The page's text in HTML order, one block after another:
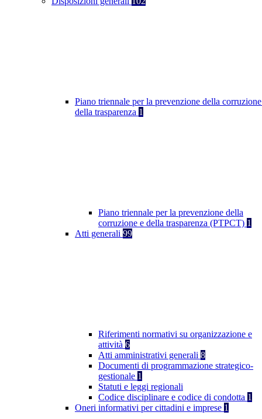
Piano triennale per la prevenzione della
della trasparenza 1
Piano triennale per la prevenzione della
corruzione e della trasparenza (PTPCT) 1
Atti generali 99
Riferimenti normativi su organizzazione e
attività 6
Atti amministrativi generali 8
Documenti di programmazione strategico-
gestionale 1
Statuti e leggi regionali
Codice disciplinare e codice di condotta 1
Oneri informativi per cittadini e imprese 1